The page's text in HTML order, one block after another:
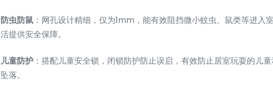
防虫防鼠 ：网孔设计精细，仅为1mm，能有效阻挡微小蚊虫、鼠类等进入
活提供安全保障。
儿童防护 ：搭配儿童安全锁，闭锁防护防止误启，有效防止居室玩耍的儿
坠落。